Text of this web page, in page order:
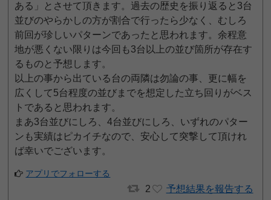
ある」とさせて頂きます。過去の歴史を振り返ると3台
並びのやらかしの方が割合で行ったら少なく、むしろ
前回が珍しいパターンであったと思われます。余程意
地が悪くない限りは今回も3台以上の並び箇所が存在す
るものと予想します。
以上の事から出ている台の両隣は勿論の事、更に幅を
広くして5台程度の並びまでを想定した立ち回りがベス
トであると思われます。
まあ3台並びにしろ、4台並びにしろ、いずれのパター
ンも実績はピカイチなので、安心して突撃して頂けれ
ば幸いでございます。
アプリでフォローする
2 予想結果を報告する